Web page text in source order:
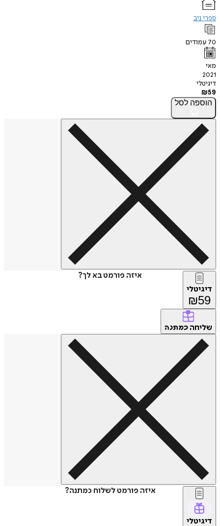
ספרי ניב
70 עמודים
מאי
2021
דיגיטלי
₪59
הוספה לסל
איזה פורמט בא לך?
דיגיטלי
₪59
שליחה כמתנה
איזה פורמט לשלוח כמתנה?
דיגיטלי